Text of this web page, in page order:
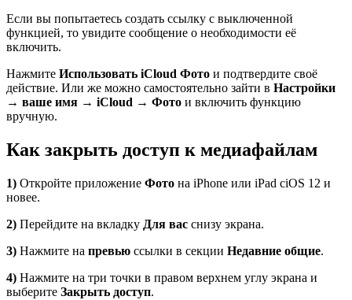
Если вы попытаетесь создать ссылку с выключенной
функцией, то увидите сообщение о необходимости её
включить.
Нажмите Использовать iCloud Фото и подтвердите своё
действие. Или же можно самостоятельно зайти в Настройки
→ ваше имя → iCloud → Фото и включить функцию
вручную.
Как закрыть доступ к медиафайлам
1) Откройте приложение Фото на iPhone или iPad сiOS 12 и
новее.
2) Перейдите на вкладку Для вас снизу экрана.
3) Нажмите на превью ссылки в секции Недавние общие.
4) Нажмите на три точки в правом верхнем углу экрана и
выберите Закрыть доступ.